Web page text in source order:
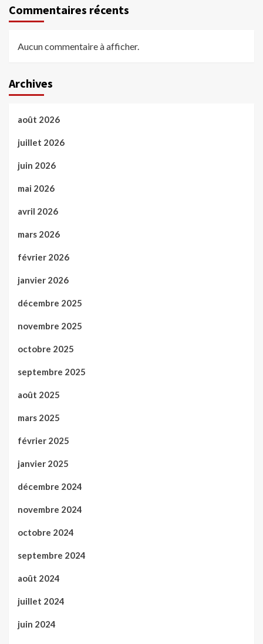
Commentaires récents
Aucun commentaire à afficher.
Archives
août 2026
juillet 2026
juin 2026
mai 2026
avril 2026
mars 2026
février 2026
janvier 2026
décembre 2025
novembre 2025
octobre 2025
septembre 2025
août 2025
mars 2025
février 2025
janvier 2025
décembre 2024
novembre 2024
octobre 2024
septembre 2024
août 2024
juillet 2024
juin 2024